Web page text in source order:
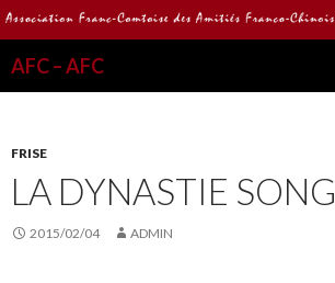
AFC – AFC
FRISE
LA DYNASTIE SONG
2015/02/04 ADMIN